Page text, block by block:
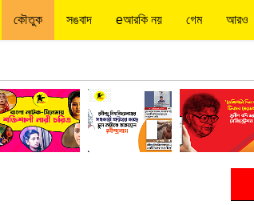
কৌতুক সঙবাদ eআরকি নয় গেম আরও